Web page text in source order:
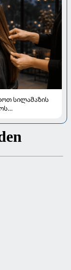
სილამაზის